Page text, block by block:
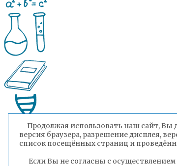
Продолжая использовать наш сайт, Вы
версия браузера, разрешение дисплея,
список посещённых страниц и
Если Вы не согласны с